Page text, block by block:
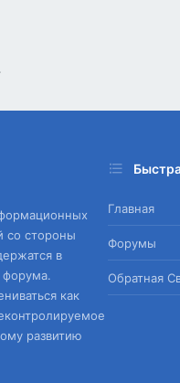
почта
со стороны
в
форума.
как
развитию
Главная
Форумы
Обратная